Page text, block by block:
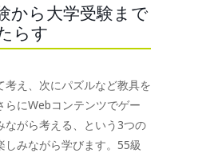
から大学受験まで
らす
考え、次にパズルなど教具を
らにWebコンテンツでゲー
ながら考える、という3つの
みながら学びます。55級